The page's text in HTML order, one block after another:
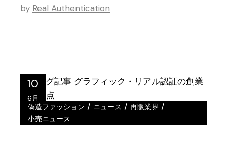
by Real Authentication
10
6月
偽造ファッション / ニュース /再販業界 /
小売ニュース